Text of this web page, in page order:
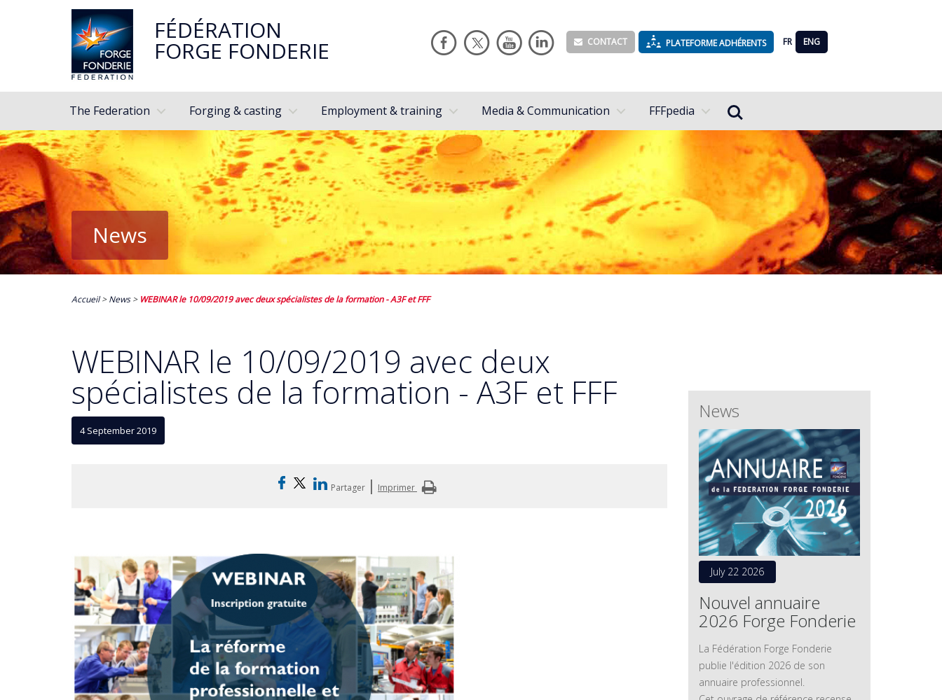
FÉDÉRATION
FORGE FONDERIE CONTACT PLATEFORME ADHÉRENTS FR ENG
The Federation Forging & casting Employment & training Media & Communication FFFpedia Rechercher...
News
Accueil>News> WEBINAR le 10/09/2019 avec deux spécialistes de la formation - A3F et FFF
WEBINAR le 10/09/2019 avec deux
spécialistes de la formation - A3F et FFF
4 September 2019
Partager | Imprimer
News
July 22 2026
Nouvel annuaire
2026 Forge Fonderie
La Fédération Forge Fonderie
publie l'édition 2026 de son
annuaire professionnel.